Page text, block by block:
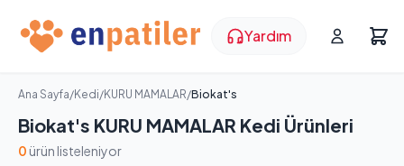
Yardım
Ana Sayfa/Kedi/KURU MAMALAR/Biokat's
Biokat's KURU MAMALAR Kedi Ürünleri
0 ürün listeleniyor